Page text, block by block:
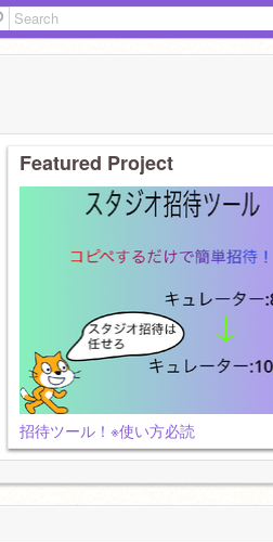
Featured Project
招待ツール！※使い方必読